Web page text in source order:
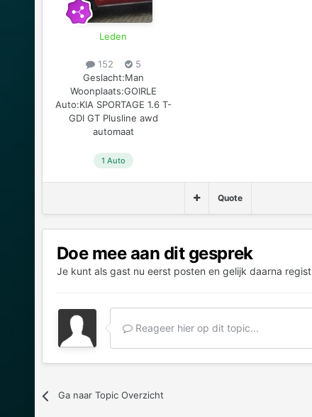
Leden
152
5
Geslacht:Man
Woonplaats:GOIRLE
Auto:KIA SPORTAGE 1.6 T-
GDI GT Plusline awd
automaat
1 Auto
Quote
Doe mee aan dit gesprek
Je kunt als gast nu eerst posten en gelijk daarna
Reageer hier op dit topic...
Ga naar Topic Overzicht